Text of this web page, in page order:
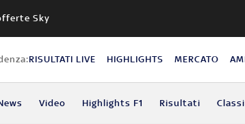
Sky
RISULTATI LIVE HIGHLIGHTS MERCATO
Video Highlights F1 Risultati